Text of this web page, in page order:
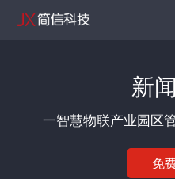
新
一智慧物联产业园区
免